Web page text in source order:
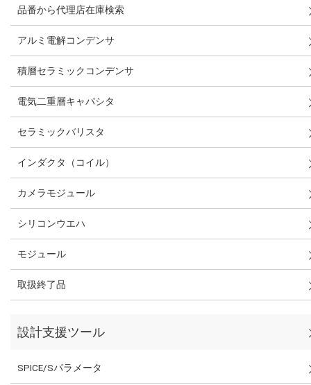
品番から代理店在庫検索
アルミ電解コンデンサ
積層セラミックコンデンサ
電気二重層キャパシタ
セラミックバリスタ
インダクタ（コイル）
カメラモジュール
シリコンウエハ
モジュール
取扱終了品
設計支援ツール
SPICE/Sパラメータ